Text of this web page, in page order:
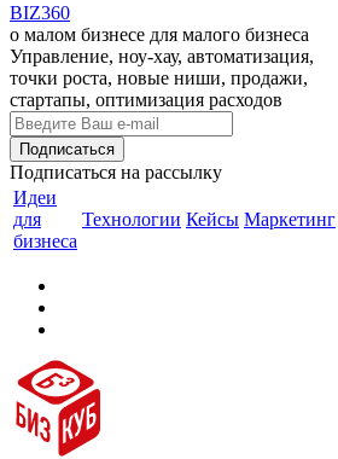
BIZ360
о малом бизнесе для малого бизнеса
Управление, ноу-хау, автоматизация,
точки роста, новые ниши, продажи,
стартапы, оптимизация расходов
Подписаться на рассылку
Идеи
для
бизнеса
Технологии Кейсы Маркетинг